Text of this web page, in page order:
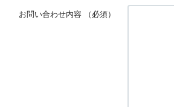
お問い合わせ内容 （必須）